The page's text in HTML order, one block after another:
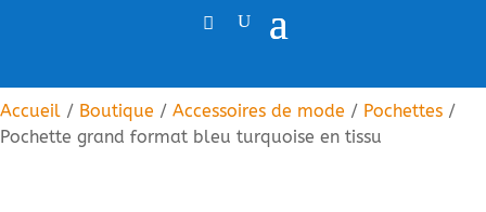
Accueil / Boutique / Accessoires de mode / Pochettes /
Pochette grand format bleu turquoise en tissu